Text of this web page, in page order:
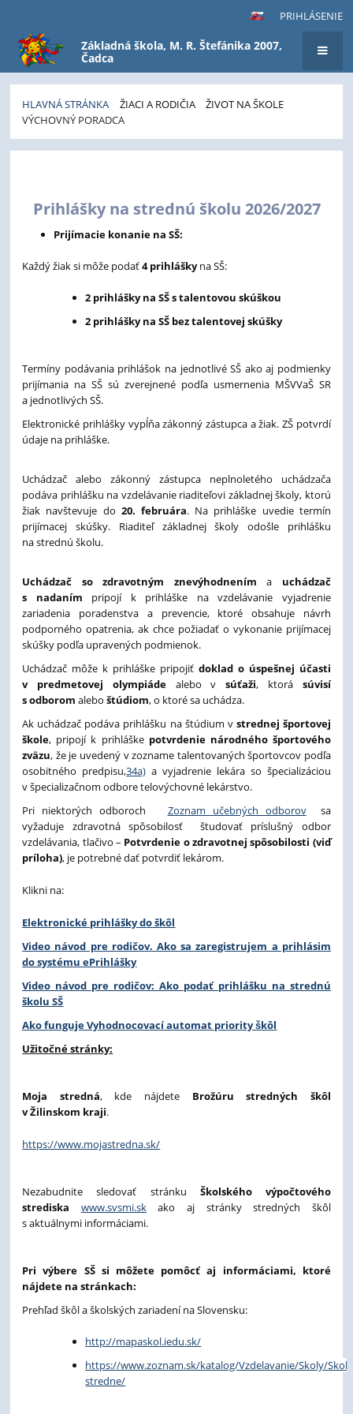
PRIHLÁSENIE
Základná škola, M. R. Štefánika 2007,
Čadca
HLAVNÁ STRÁNKA ŽIACI A RODIČIA
ŽIVOT NA ŠKOLE
VÝCHOVNÝ PORADCA
Prihlášky na strednú školu 2026/2027
Prijímacie konanie na SŠ:
Každý žiak si môže podať4 prihláškyna SŠ:
2 prihlášky na SŠ s talentovou skúškou
2 prihlášky na SŠ bez talentovej skúšky
Termíny podávania prihlášok na jednotlivé SŠ ako aj podmienky
prijímania na SŠ sú zverejnené podľa usmernenia MŠVVaŠ SR
a jednotlivých SŠ.
Elektronické prihlášky vypĺňa zákonný zástupca a žiak. ZŠ potvrdí
údaje na prihláške.
Uchádzač alebo zákonný zástupca neplnoletého uchádzača
podáva prihlášku na vzdelávanie riaditeľovi základnej školy, ktorú
žiak navštevuje do 20. februára. Na prihláške uvedie termín
prijímacej skúšky. Riaditeľ základnej školy odošle prihlášku
na strednú školu.
Uchádzač so zdravotným znevýhodnením a uchádzač
s nadaním pripojí k prihláške na vzdelávanie vyjadrenie
zariadenia poradenstva a prevencie, ktoré obsahuje návrh
podporného opatrenia, ak chce požiadať o vykonanie prijímacej
skúšky podľa upravených podmienok.
Uchádzač môže k prihláške pripojiť doklad o úspešnej účasti
v predmetovej olympiádealebo vsúťaži, ktorá súvisí
s odborom aleboštúdiom, o ktoré sa uchádza.
Ak uchádzač podáva prihlášku na štúdium v strednej športovej
škole, pripojí k prihláške potvrdenie národného športového
zväzu, že je uvedený v zozname talentovaných športovcov podľa
osobitného predpisu,34a) a vyjadrenie lekára so špecializáciou
v špecializačnom odbore telovýchovné lekárstvo.
Pri niektorých odboroch Zoznam učebných odborovsa
vyžaduje zdravotná spôsobilosť študovať príslušný odbor
vzdelávania, tlačivo – Potvrdenie o zdravotnej spôsobilosti (viď
príloha), je potrebné dať potvrdiť lekárom.
Klikni na:
Elektronické prihlášky do škôl
Video návod pre rodičov. Ako sa zaregistrujem a prihlásim
do systému ePrihlášky
Video návod pre rodičov: Ako podať prihlášku na strednú
školu SŠ
Ako funguje Vyhodnocovací automat priority škôl
Užitočné stránky:
Moja stredná, kde nájdete Brožúru stredných škôl
v Žilinskom kraji.
https://www.mojastredna.sk/
Nezabudnite sledovať stránku Školského výpočtového
strediska
www.svsmi.skako aj stránky stredných škôl
s aktuálnymi informáciami.
Pri výbere SŠ si môžete pomôcť aj informáciami, ktoré
nájdete na stránkach:
Prehľad škôl a školských zariadení na Slovensku:
http://mapaskol.iedu.sk/
https://www.zoznam.sk/katalog/Vzdelavanie/Skoly/
stredne/